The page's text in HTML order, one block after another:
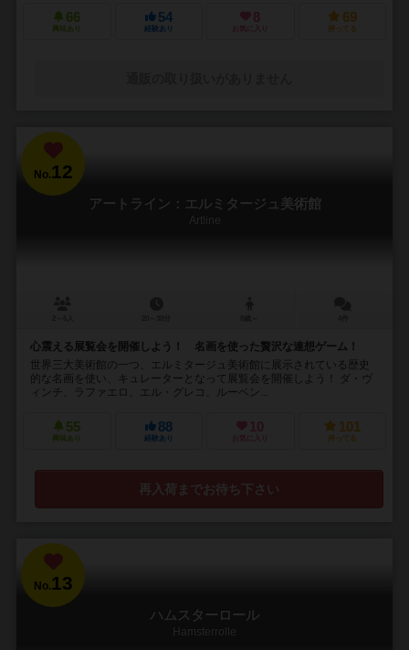
66
興味あり
54
経験あり
8
お気に入り
69
持ってる
No.12
アートライン：エルミタージュ美術館
Artline
心震える展覧会を開催しよう！ 名画を使った贅沢な連想ゲーム！
世界三大美術館の一つ、エルミタージュ美術館に展示されている歴史
的な名画を使い、キュレーターとなって展覧会を開催しよう！ ダ・ヴ
ィンチ、ラファエロ、エル・グレコ、ルーベン...
55
興味あり
88
経験あり
10
お気に入り
101
持ってる
再入荷までお待ち下さい
No.13
ハムスターロール
Hamsterrolle